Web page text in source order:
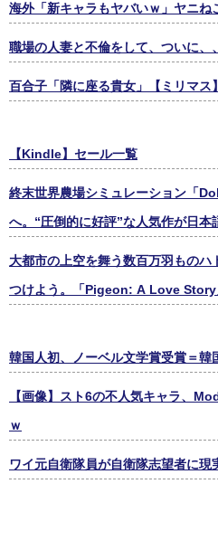
海外「新キャラもヤバいｗ」ヤニね
職場の人妻と不倫をして、ついに、
百合子「隣に座る貴女」【ミリマス】
【Kindle】セール一覧
終末世界農場シミュレーション「
へ。“圧倒的に好評”な人気作が日本
大都市の上空を舞う数百万羽ものハ
つけよう。「Pigeon: A Love Story
韓国人初、ノーベル文学賞受賞＝韓
【画像】スト6の不人気キャラ、
ｗ
ワイ元自衛隊員が自衛隊志望者に現